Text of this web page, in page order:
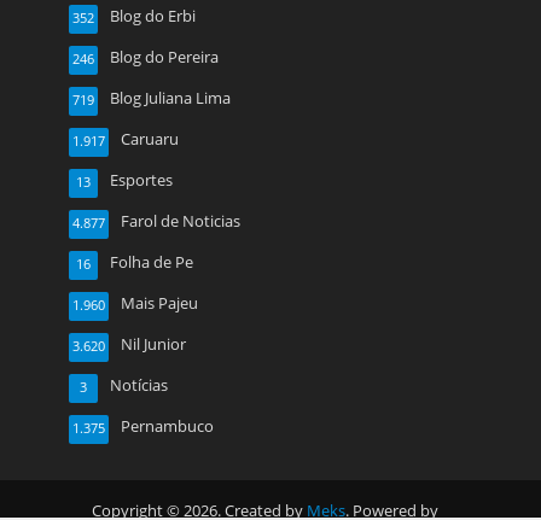
Blog do Erbi
352
Blog do Pereira
246
Blog Juliana Lima
719
Caruaru
1.917
Esportes
13
Farol de Noticias
4.877
Folha de Pe
16
Mais Pajeu
1.960
Nil Junior
3.620
Notícias
3
Pernambuco
1.375
Copyright © 2026. Created by Meks. Powered by